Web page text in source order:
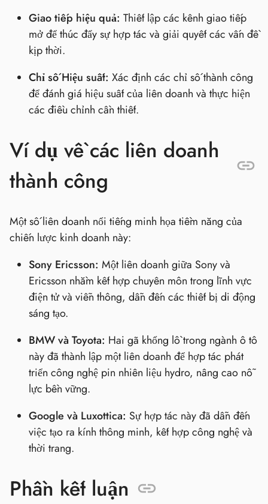
Giao tiếp hiệu quả: Thiết lập các kênh giao tiếp
mở để thúc đẩy sự hợp tác và giải quyết các vấn đề
kịp thời.
Chỉ số Hiệu suất: Xác định các chỉ số thành công
để đánh giá hiệu suất của liên doanh và thực hiện
các điều chỉnh cần thiết.
Ví dụ về các liên doanh
thành công
Một số liên doanh nổi tiếng minh họa tiềm năng của
chiến lược kinh doanh này:
Sony Ericsson: Một liên doanh giữa Sony và
Ericsson nhằm kết hợp chuyên môn trong lĩnh vực
điện tử và viễn thông, dẫn đến các thiết bị di động
sáng tạo.
BMW và Toyota: Hai gã khổng lồ trong ngành ô tô
này đã thành lập một liên doanh để hợp tác phát
triển công nghệ pin nhiên liệu hydro, nâng cao nỗ
lực bền vững.
Google và Luxottica: Sự hợp tác này đã dẫn đến
việc tạo ra kính thông minh, kết hợp công nghệ và
thời trang.
Phần kết luận